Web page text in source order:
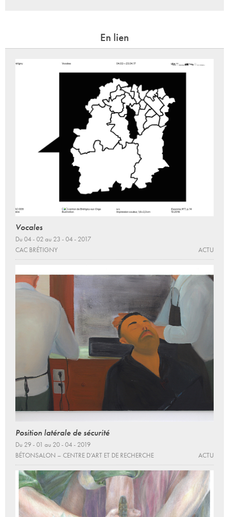
En lien
Vocales
Du 04 - 02 au 23 - 04 - 2017
CAC BRÉTIGNY
ACTU
Position latérale de sécurité
Du 29 - 01 au 20 - 04 - 2019
BÉTONSALON – CENTRE D’ART ET DE RECHERCHE
ACTU